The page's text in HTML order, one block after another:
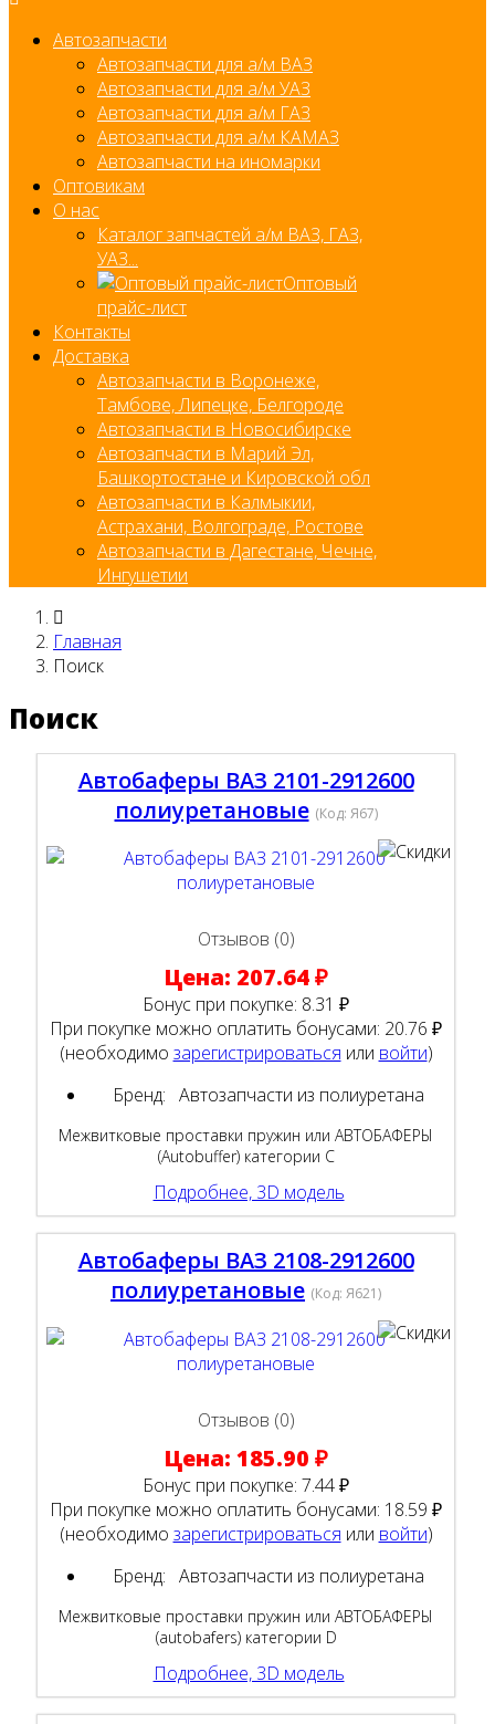
Автозапчасти
Автозапчасти для а/м ВАЗ
Автозапчасти для а/м УАЗ
Автозапчасти для а/м ГАЗ
Автозапчасти для а/м КАМАЗ
Автозапчасти на иномарки
Оптовикам
О нас
Каталог запчастей а/м ВАЗ, ГАЗ,
УАЗ...
Оптовый
прайс-лист
Контакты
Доставка
Автозапчасти в Воронеже,
Тамбове, Липецке, Белгороде
Автозапчасти в Новосибирске
Автозапчасти в Марий Эл,
Башкортостане и Кировской обл
Автозапчасти в Калмыкии,
Астрахани, Волгограде, Ростове
Автозапчасти в Дагестане, Чечне,
Ингушетии
Главная
Поиск
Поиск
Автобаферы ВАЗ 2101-2912600
полиуретановые (Код: Я67)
Отзывов (0)
Цена: 207.64 ₽
Бонус при покупке: 8.31 ₽
При покупке можно оплатить бонусами: 20.76 ₽
(необходимо зарегистрироваться или войти)
Бренд: Автозапчасти из полиуретана
Межвитковые проставки пружин или АВТОБАФЕРЫ
(Autobuffer) категории С
Подробнее, 3D модель
Автобаферы ВАЗ 2108-2912600
полиуретановые (Код:Я621)
Отзывов (0)
Цена:185.90 ₽
Бонус при покупке:7.44 ₽
При покупке можно оплатить бонусами: 18.59 ₽
(необходимо зарегистрироваться или войти)
Бренд: Автозапчасти из полиуретана
Межвитковые проставки пружин или АВТОБАФЕРЫ
(autobafers) категории D
Подробнее, 3D модель